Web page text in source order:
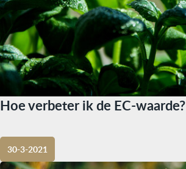
Hoe verbeter ik de EC-waarde?
30-3-2021